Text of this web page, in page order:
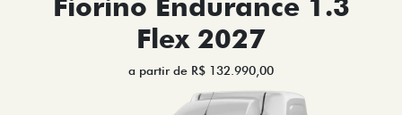
Fiorino Endurance 1.3
Flex 2027
a partir de R$ 132.990,00